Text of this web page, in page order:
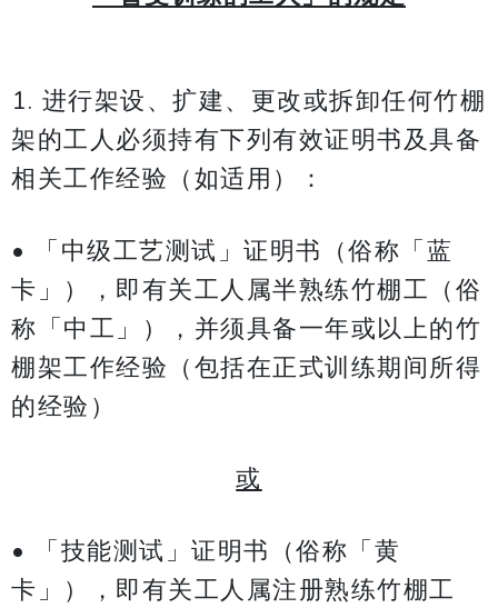
1. 进行架设、扩建、更改或拆卸任何竹棚
架的工人必须持有下列有效证明书及具备
相关工作经验（如适用）：
• 「中级工艺测试」证明书（俗称「蓝
卡」），即有关工人属半熟练竹棚工（俗
称「中工」），并须具备一年或以上的竹
棚架工作经验（包括在正式训练期间所得
的经验）
或
• 「技能测试」证明书（俗称「黄
卡」），即有关工人属注册熟练竹棚工